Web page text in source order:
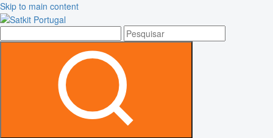
Skip to main content